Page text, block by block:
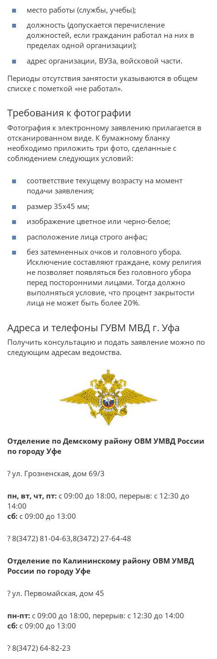
место работы (службы, учебы);
должность (допускается перечисление
должностей, если гражданин работал на них в
пределах одной организации);
адрес организации, ВУЗа, войсковой части.
Периоды отсутствия занятости указываются в общем
списке с пометкой «не работал».
Требования к фотографии
Фотография к электронному заявлению прилагается в
отсканированном виде. К бумажному бланку
необходимо приложить три фото, сделанные с
соблюдением следующих условий:
соответствие текущему возрасту на момент
подачи заявления;
размер 35х45 мм;
изображение цветное или черно-белое;
расположение лица строго анфас;
без затемненных очков и головного убора.
Исключение составляют граждане, кому религия
не позволяет появляться без головного убора
перед посторонними лицами. Тогда должно
выполняться условие, что процент закрытости
лица не может быть более 20%.
Адреса и телефоны ГУВМ МВД г. Уфа
Получить консультацию и подать заявление можно по
следующим адресам ведомства.
Отделение по Демскому району ОВМ УМВД России
по городу Уфе
? ул. Грозненская, дом 69/3
пн, вт, чт, пт: с 09:00 до 18:00, перерыв: с 12:30 до
14:00
сб: с 09:00 до 13:00
? 8(3472) 81-04-63,8(3472) 27-64-48
Отделение по Калининскому району ОВМ УМВД
России по городу Уфе
? ул. Первомайская, дом 45
пн-пт: с 09:00 до 18:00, перерыв: с 12:30 до 14:00
сб: с 09:00 до 13:00
? 8(3472) 64-82-23